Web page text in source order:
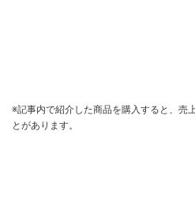
※記事内で紹介した商品を購入すると、売
とがあります。